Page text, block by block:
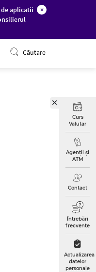
de aplicatii
×
Căutare
Curs
Valutar
Agenții și
ATM
Contact
Întrebări
frecvente
Actualizarea
datelor
personale